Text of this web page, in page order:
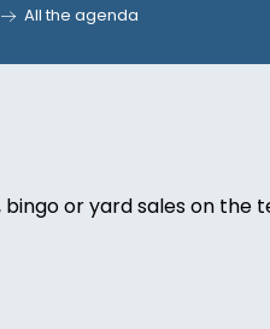
All the agenda
or yard sales on the